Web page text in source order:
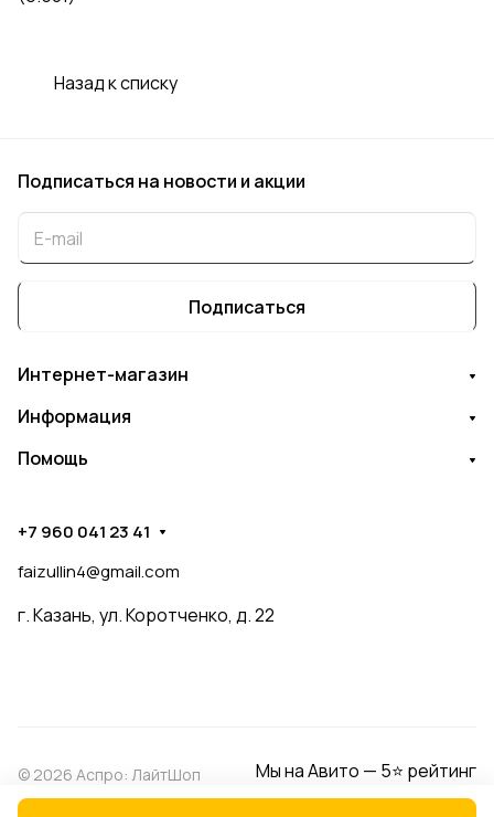
Назад к списку
Подписаться на новости и акции
Подписаться
Интернет-магазин
Информация
Помощь
+7 960 041 23 41
faizullin4@gmail.com
г. Казань, ул. Коротченко, д. 22
© 2026 Аспро: ЛайтШоп Мы на Авито — 5⭐ рейтинг